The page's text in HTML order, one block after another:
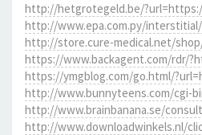
http://hetgrotegeld.be/
http://www.epa.com.py/interstitial/
http://store.cure-medical.net/
https://www.backagent.com/rdr/
https://ymgblog.com/go.html/
http://www.bunnyteens.com/cgi-
http://www.brainbanana.se/
http://www.downloadwinkels.nl/